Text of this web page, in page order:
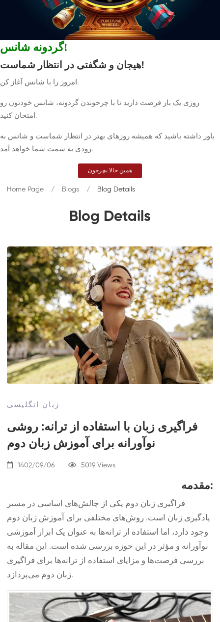
گردونه شانس!
هیجان و شگفتی در انتظار شماست!
امروز را با شانس آغاز کن.
روزی یک بار فرصت دارید تا با چرخوندن گردونه، شانس خودتون رو
امتحان کنید.
باور داشته باشید که همیشه روزهای بهتر در انتظار شماست و شانس به
زودی به سمت شما خواهد آمد.
همین حالا بچرخون
Blog Details
Home Page Blogs Blog Details
زبان انگلیسی
فراگیری زبان با استفاده از ترانه: روشی
نوآورانه برای آموزش زبان دوم
1402/09/06 5019 Views
مقدمه:
فراگیری زبان دوم یکی از چالش‌های اساسی در مسیر
یادگیری زبان است. روش‌های مختلفی برای آموزش زبان دوم
وجود دارد، اما استفاده از ترانه‌ها به عنوان یک ابزار آموزشی
نوآورانه و مؤثر در این حوزه بررسی شده است. این مقاله به
بررسی فرصت‌ها و مزایای استفاده از ترانه‌ها برای فراگیری
زبان دوم می‌پردازد.